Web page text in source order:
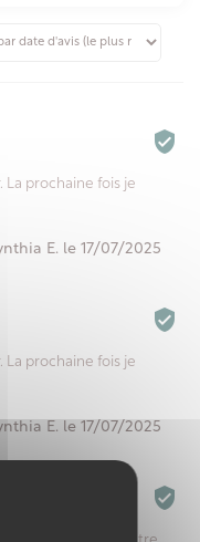
prochaine fois je

E. le 17/07/2025
prochaine fois je

E. le 17/07/2025
